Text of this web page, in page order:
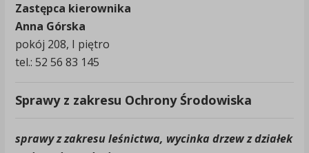
Zastępca kierownika
Anna Górska
pokój 208, I piętro
tel.: 52 56 83 145
Sprawy z zakresu Ochrony Środowiska
sprawy z zakresu leśnictwa, wycinka drzew z działek